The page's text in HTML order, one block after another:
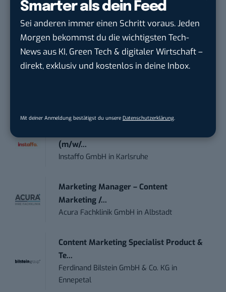
Smarter als dein Feed
Sei anderen immer einen Schritt voraus. Jeden
Morgen bekommst du die wichtigsten Tech-
News aus KI, Green Tech & digitaler Wirtschaft –
direkt, exklusiv und kostenlos in deine Inbox.
Mit deiner Anmeldung bestätigst du unsere Datenschutzerklärung.
STELLENANZEIGEN
Social Media Content Creator (m/w/d)
moveUP Media GmbH in Düsseldorf
(m/w/...
Instaffo GmbH in Karlsruhe
Marketing Manager – Content
Marketing /...
Acura Fachklinik GmbH inAlbstadt
Content Marketing Specialist Product &
Te...
Ferdinand Bilstein GmbH & Co. KG in
Ennepetal